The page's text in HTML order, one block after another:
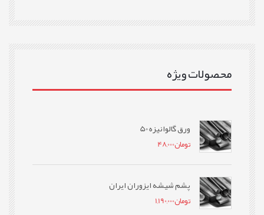
محصولات ویژه
ورق گالوانیزه 50
تومان48,000
پشم شیشه ایزوران ایران
تومان1,190,000